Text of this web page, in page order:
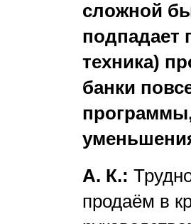
сложной
подпадает
техника)
банки
А. К.:
продаём в